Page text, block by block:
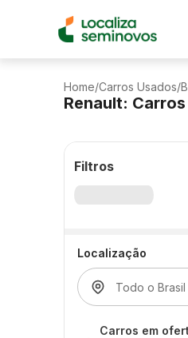
Home/Carros Usados/
Renault:
Filtros
Localização
Carros em